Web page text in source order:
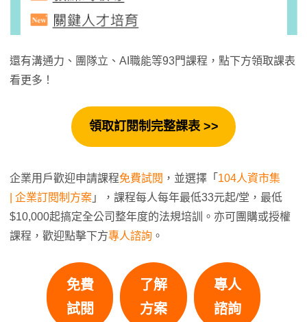
還有溝通力、團隊立、AI職能等93門課程，點下方領取課表
看更多！
領取訂閱制完整課表 >>
企業用戶歡迎申請課程免費試閱 ，並選擇「 104人資市集
| 企業訂閱制方案 」，課程每人每年最低33元起/堂，最低
$10,000起搞定全公司整年度的法規培訓。亦可團購或授權
課程，歡迎點擊下方專人諮詢 。
免費
試閱
了解
方案
專人
諮詢